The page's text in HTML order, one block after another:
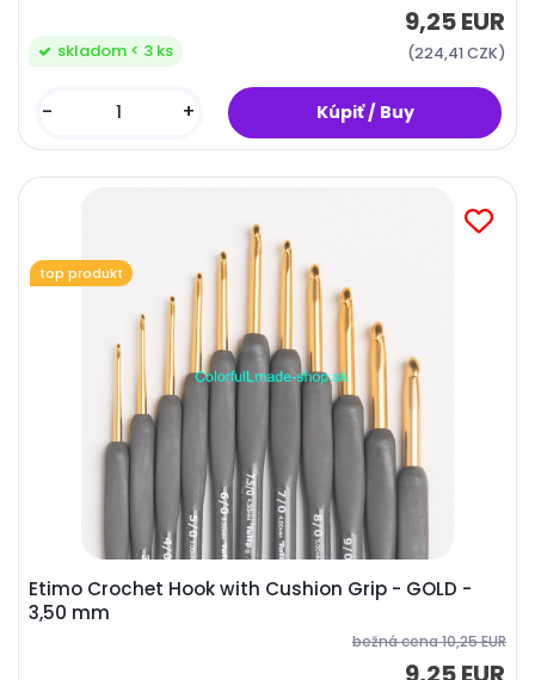
9,25 EUR
(224,41 CZK)
skladom < 3 ks
- +
Etimo Crochet Hook with Cushion Grip - GOLD -
3,50 mm
bežná cena10,25 EUR
top produkt